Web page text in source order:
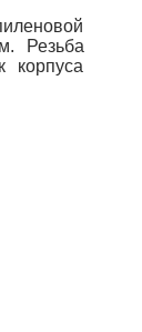
Резьба
корпуса